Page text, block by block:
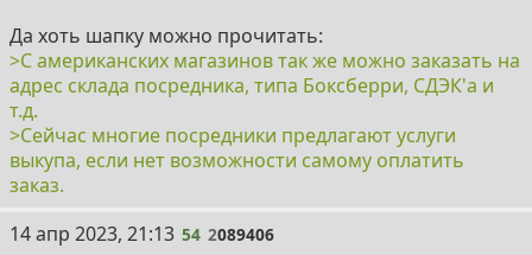
Да хоть шапку можно прочитать:
>С американских магазинов так же можно заказать на
адрес склада посредника, типа Боксберри, СДЭК'а и
т.д.
>Сейчас многие посредники предлагают услуги
выкупа, если нет возможности самому оплатить
заказ.
54
14 апр 2023, 21:13 54 2089406